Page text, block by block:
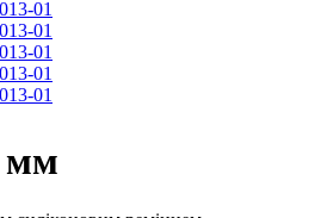
мм